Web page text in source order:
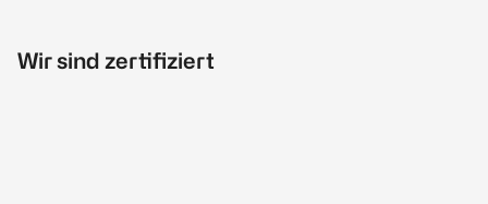
Wir sind zertifiziert